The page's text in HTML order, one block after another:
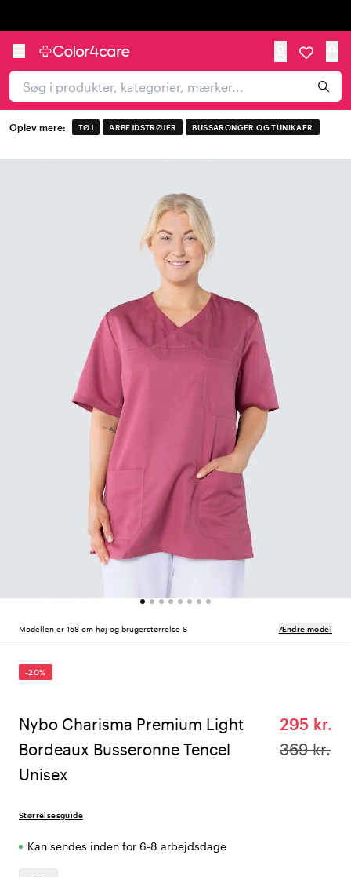
Oplev mere: TØJ ARBEJDSTRØJER BUSSARONGER OG TUNIKAER
Modellen er 168 cm høj og brugerstørrelse S Ændre model
-20%
Nybo Charisma Premium Light
Bordeaux Busseronne Tencel
Unisex
295 kr.
369 kr.
Størrelsesguide
Kan sendes inden for 6-8 arbejdsdage